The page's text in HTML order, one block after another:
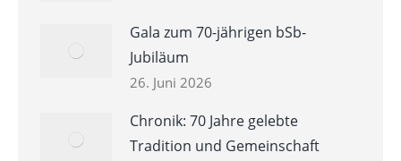
Gala zum 70-jährigen bSb-
Jubiläum
26. Juni 2026
Chronik: 70 Jahre gelebte
Tradition und Gemeinschaft